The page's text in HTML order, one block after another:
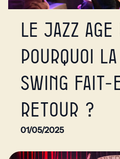
Le Jazz
pourquoi la
swing fait-
retour ?
01/05/2025